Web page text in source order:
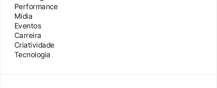
Performance
Mídia
Eventos
Carreira
Criatividade
Tecnologia